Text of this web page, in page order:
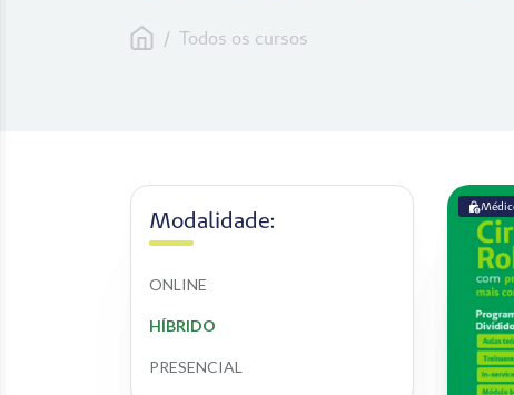
/ Todos os cursos
Modalidade:
ONLINE
HÍBRIDO
PRESENCIAL